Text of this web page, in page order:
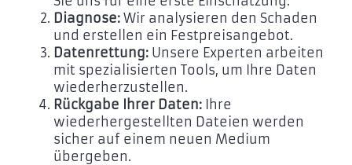
Diagnose: Wir analysieren den Schaden
und erstellen ein Festpreisangebot.
Datenrettung: Unsere Experten arbeiten
mit spezialisierten Tools, um Ihre Daten
wiederherzustellen.
Rückgabe Ihrer Daten: Ihre
wiederhergestellten Dateien werden
sicher auf einem neuen Medium
übergeben.